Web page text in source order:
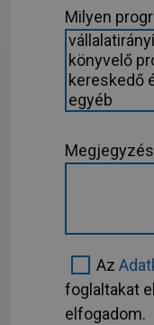
Milyen
Megjegyzés
Az
foglaltakat
elfogadom.